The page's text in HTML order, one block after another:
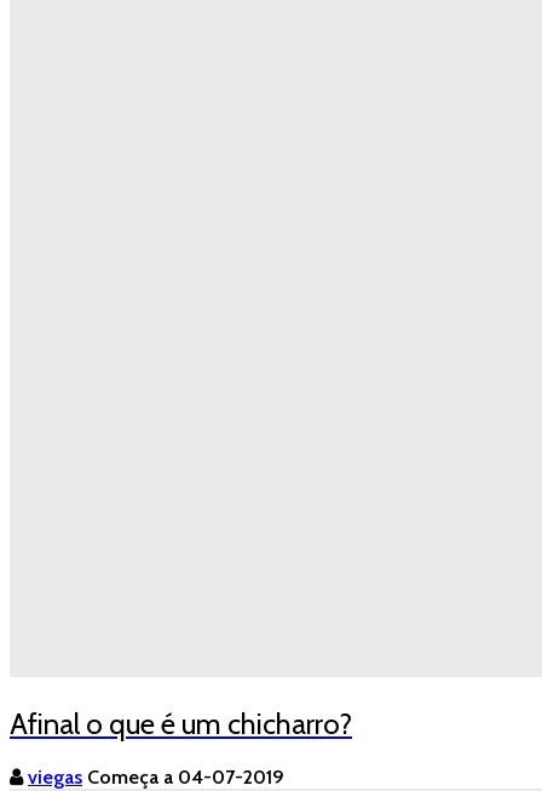
Afinal o que é um chicharro?
viegas Começa a 04-07-2019